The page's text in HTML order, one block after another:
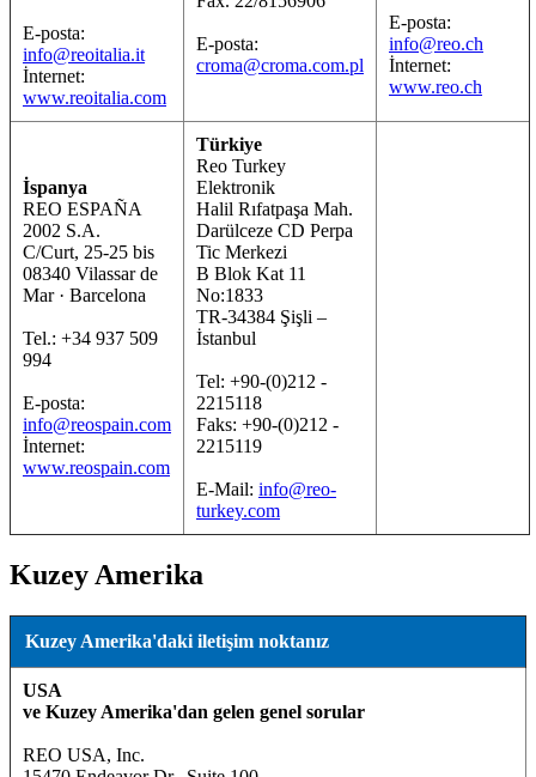
E-posta:
info@reoitalia.it
İnternet:
www.reoitalia.com
E-posta:
croma@croma.com.pl
E-posta:
info@reo.ch
İnternet:
www.reo.ch
İspanya
REO ESPAÑA
2002 S.A.
C/Curt, 25-25 bis
08340 Vilassar de
Mar · Barcelona
Tel.: +34 937 509
994
E-posta:
info@reospain.com
İnternet:
www.reospain.com
Türkiye
Reo Turkey
Elektronik
Halil Rıfatpaşa Mah.
Darülceze CD Perpa
Tic Merkezi
B Blok Kat 11
No:1833
TR-34384 Şişli –
İstanbul
Tel: +90-(0)212 -
2215118
Faks: +90-(0)212 -
2215119
E-Mail: info@reo-
turkey.com
Kuzey Amerika
Kuzey Amerika'daki iletişim noktanız
USA
ve Kuzey Amerika'dan gelen genel sorular
REO USA, Inc.